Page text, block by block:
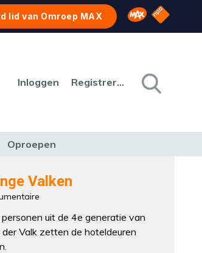
lid van Omroep MAX Omroep MAX
NPO
Inloggen Registreren
Oproepen
Valken
personen uit de 4e generatie van
der Valk zetten de hoteldeuren